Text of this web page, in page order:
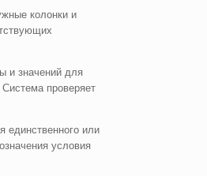
колонки и
и значений для
проверяет
единственного или
условия